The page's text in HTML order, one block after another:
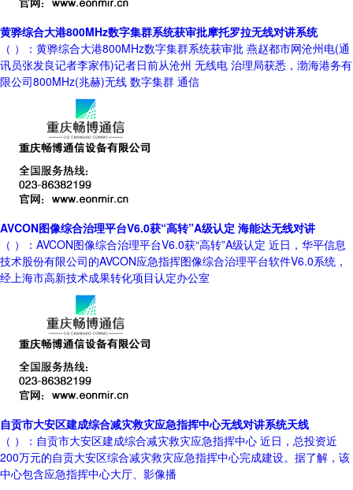
黄骅综合大港800MHz数字集群系统获审批摩托罗拉无线对讲系统
（ ）：黄骅综合大港800MHz数字集群系统获审批 燕赵都市网沧州电(通
讯员张发良记者李家伟)记者日前从沧州 无线电 治理局获悉，渤海港务有
限公司800MHz(兆赫)无线 数字集群 通信
AVCON图像综合治理平台V6.0获“高转”A级认定 海能达无线对讲
（ ）：AVCON图像综合治理平台V6.0获“高转”A级认定 近日，华平信息
技术股份有限公司的AVCON应急指挥图像综合治理平台软件V6.0系统，
经上海市高新技术成果转化项目认定办公室
自贡市大安区建成综合减灾救灾应急指挥中心无线对讲系统天线
（ ）：自贡市大安区建成综合减灾救灾应急指挥中心 近日，总投资近
200万元的自贡大安区综合减灾救灾应急指挥中心完成建设。据了解，该
中心包含应急指挥中心大厅、影像播